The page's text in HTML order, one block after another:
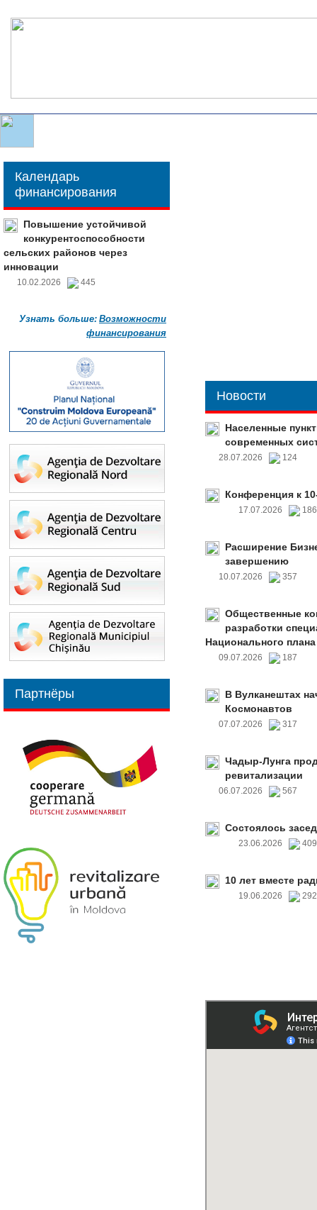
Календарь
финансирования
Повышение устойчивой
конкурентоспособности
сельских районов через
инновации
10.02.2026 445
Узнать больше: Возможности
финансирования
Партнёры
Новости
Населенные
современных
28.07.2026 124
Конференция к
17.07.2026
Расширение
завершению
10.07.2026 357
Общественные
разработки
Национального
09.07.2026 187
В Вулканештах
Космонавтов
07.07.2026 317
Чадыр-Лунга
ревитализации
06.07.2026 567
Состоялось
23.06.2026
10 лет вместе
19.06.2026